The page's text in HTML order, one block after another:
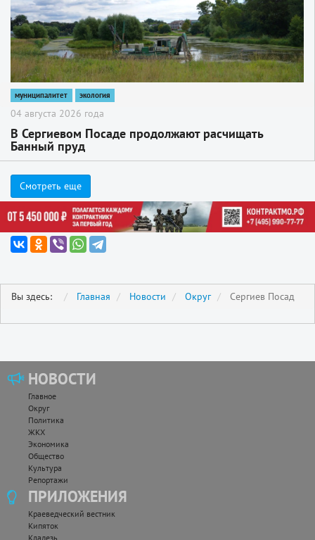
муниципалитет экология
04 августа 2026 года
В Сергиевом Посаде продолжают расчищать
Банный пруд
Смотреть еще
Вы здесь: Главная Новости Округ Сергиев Посад
НОВОСТИ
Главное
Округ
Политика
ЖКХ
Экономика
Общество
Культура
Репортажи
ПРИЛОЖЕНИЯ
Краеведческий вестник
Кипяток
Кладезь